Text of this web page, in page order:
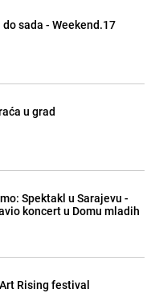
sada - Weekend.17
u grad
Spektakl u Sarajevu -
koncert u Domu mladih
Rising festival